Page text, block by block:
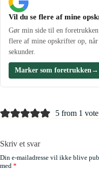
Vil du se flere af mine
Gør min side til en
flere af mine opskrifter op,
sekunder.
Marker som foretrukken →
5 from 1
Skriv et svar
Din e-mailadresse vil ikke blive
med *